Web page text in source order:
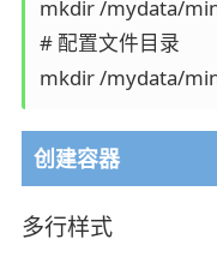
mkdir /mydata/
# 配置文件目录
mkdir /mydata/
创建容器
多行样式